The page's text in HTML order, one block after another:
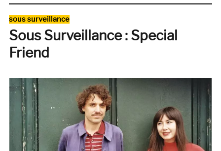
The
Canyon
Catégories
sous surveillance
Sous Surveillance : Special
Friend